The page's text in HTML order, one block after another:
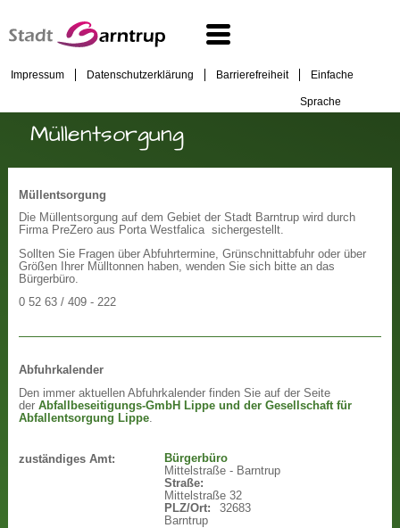
Impressum Datenschutzerklärung Barrierefreiheit Einfache
Sprache
Müllentsorgung
Müllentsorgung
Die Müllentsorgung auf dem Gebiet der Stadt Barntrup wird durch
Firma PreZero aus Porta Westfalica sichergestellt.
Sollten Sie Fragen über Abfuhrtermine, Grünschnittabfuhr oder über
Größen Ihrer Mülltonnen haben, wenden Sie sich bitte an das
Bürgerbüro.
0 52 63 / 409 - 222
Abfuhrkalender
Den immer aktuellen Abfuhrkalender finden Sie auf der Seite
derAbfallbeseitigungs-GmbH Lippe und der Gesellschaft für
Abfallentsorgung Lippe
zuständiges Amt:
Bürgerbüro
Mittelstraße - Barntrup
Straße:
Mittelstraße 32
PLZ/Ort:
32683
Barntrup